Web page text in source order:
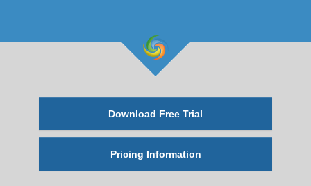
Download Free Trial
Pricing Information